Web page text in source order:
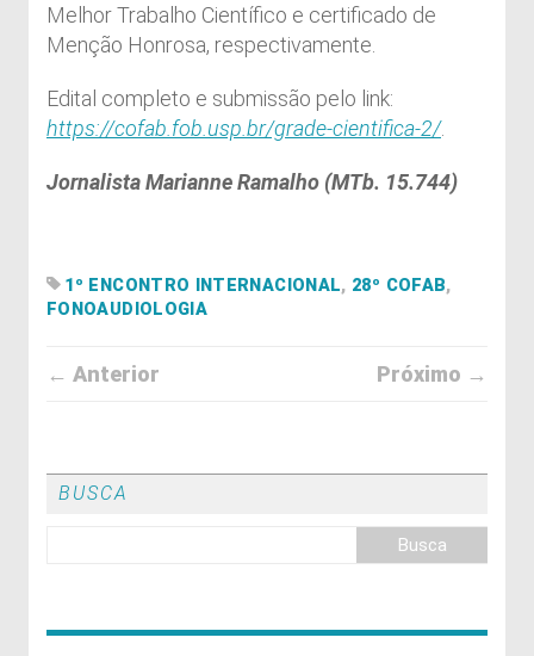
Melhor Trabalho Científico e certificado de
Menção Honrosa, respectivamente.
Edital completo e submissão pelo link:
https://cofab.fob.usp.br/grade-cientifica-2/.
Jornalista Marianne Ramalho (MTb. 15.744)
1º ENCONTRO INTERNACIONAL, 28º COFAB,
FONOAUDIOLOGIA
← Anterior Próximo →
BUSCA